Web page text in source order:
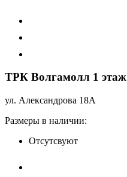
ТРК Волгамолл 1 этаж
ул. Александрова 18А
Размеры в наличии:
Отсутсвуют